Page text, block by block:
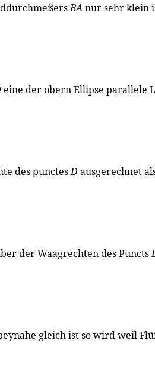
BAnur sehr klein
eine der obern Ellipse parallele
des punctesD ausgerechnet
der Waagrechten des Puncts
gleich ist so wird weil